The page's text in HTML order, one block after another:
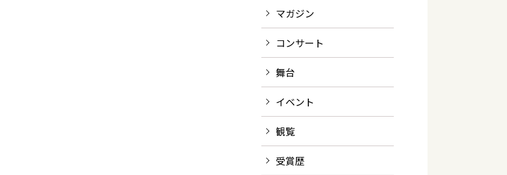
マガジン
コンサート
舞台
イベント
観覧
受賞歴